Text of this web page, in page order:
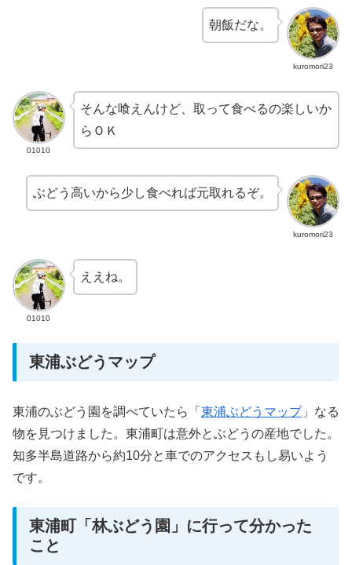
kuromori23
朝飯だな。
01010
そんな喰えんけど、取って食べるの楽しいか
らＯＫ
kuromori23
ぶどう高いから少し食べれば元取れるぞ。
01010
ええね。
東浦ぶどうマップ
東浦のぶどう園を調べていたら「 東浦ぶどうマップ」なる
物を見つけました。東浦町は意外とぶどうの産地でした。
知多半島道路から約10分と車でのアクセスもし易いよう
です。
東浦町「林ぶどう園」に行って分かった
こと